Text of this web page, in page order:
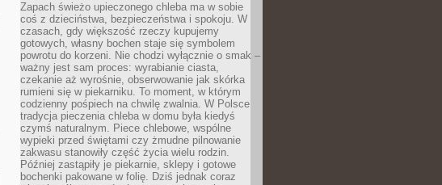
Zapach świeżo upieczonego chleba ma w sobie
coś z dzieciństwa, bezpieczeństwa i spokoju. W
czasach, gdy większość rzeczy kupujemy
gotowych, własny bochen staje się symbolem
powrotu do korzeni. Nie chodzi wyłącznie o smak –
ważny jest sam proces: wyrabianie ciasta,
czekanie aż wyrośnie, obserwowanie jak skórka
rumieni się w piekarniku. To moment, w którym
codzienny pośpiech na chwilę zwalnia. W Polsce
tradycja pieczenia chleba w domu była kiedyś
czymś naturalnym. Piece chlebowe, wspólne
wypieki przed świętami czy żmudne pilnowanie
zakwasu stanowiły część życia wielu rodzin.
Później zastąpiły je piekarnie, sklepy i gotowe
bochenki pakowane w folię. Dziś jednak coraz